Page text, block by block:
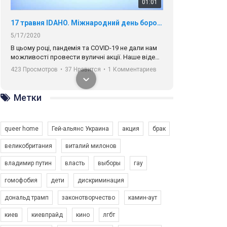
01:01
17 травня IDAHO. Міжнародний день боротьби з гомофобією трансфобією і біфобія.
5/17/2020
В цьому році, пандемія та COVІD-19 не дали нам
можливості провести вуличні акції. Наше відео-
звернення про те, що навіть коли ми у різних
містах та не можемо зустрінеться, ми разом. Ми
закликаємо всіх хто поділяє цінності рівності та
солідарності, приєднатися до нас. Регіональні
підрозділи ГАУ є в 16 областях України.
423 Просмотров • 37 Нравится • 1 Комментариев
Зупинимо насильство проти ЛГБТ в Україні! Stop violence against LGBT in Ukraine!
Емоційний та вражаючий промо-ролік на
Метки
queer home Гей-альянс Украина акция брак
великобритания виталий милонов
владимир путин власть выборы гау
гомофобия дети дискриминация
дональд трамп законотворчество камин-аут
киев киевпрайд кино лгбт